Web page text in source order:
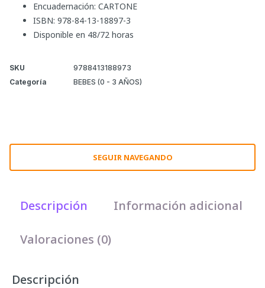
Encuadernación: CARTONE
ISBN: 978-84-13-18897-3
Disponible en 48/72 horas
SKU
9788413188973
Categoría
BEBES (0 - 3 AÑOS)
SEGUIR NAVEGANDO
Descripción Información adicional
Valoraciones (0)
Descripción